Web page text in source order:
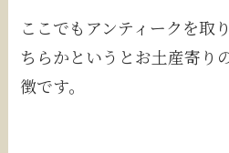
ここでもアンティークを取
ちらかというとお土産寄り
徴です。